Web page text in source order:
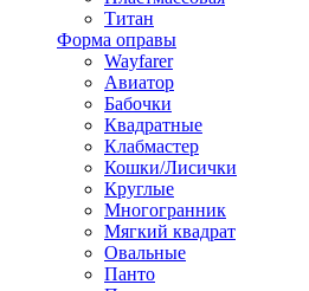
Титан
Форма оправы
Wayfarer
Авиатор
Бабочки
Квадратные
Клабмастер
Кошки/Лисички
Круглые
Многогранник
Мягкий квадрат
Овальные
Панто